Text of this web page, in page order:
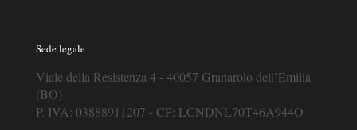
Sede legale
Viale della Resistenza 4 - 40057 Granarolo dell’Emilia
(BO)
P. IVA: 03888911207 - CF: LCNDNL70T46A944O